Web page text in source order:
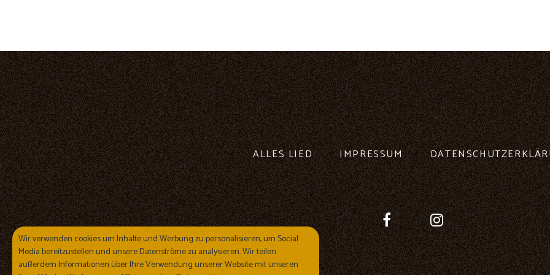
ALLES LIED IMPRESSUM
Wir verwenden cookies um Inhalte und Werbung zu personalisieren, um Social
Media bereitzustellen und unsere Datenströme zu analysieren. Wir teilen
außerdem Informationen über Ihre Verwendung unserer Website mit unseren